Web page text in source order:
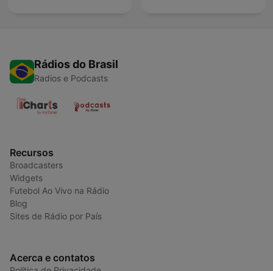
Rádios do Brasil
Radios e Podcasts
Recursos
Broadcasters
Widgets
Futebol Ao Vivo na Rádio
Blog
Sites de Rádio por País
Acerca e contatos